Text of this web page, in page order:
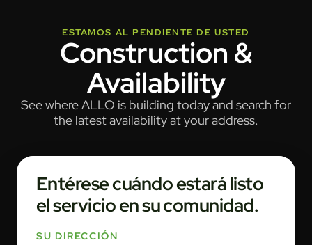
ESTAMOS AL PENDIENTE DE USTED
Construction &
Availability
See where ALLO is building today and search for
the latest availability at your address.
Entérese cuándo estará listo
el servicio en su comunidad.
SU DIRECCIÓN